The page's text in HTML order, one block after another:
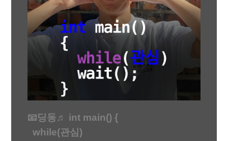
📧딩동♬ int main() {
while(관심)